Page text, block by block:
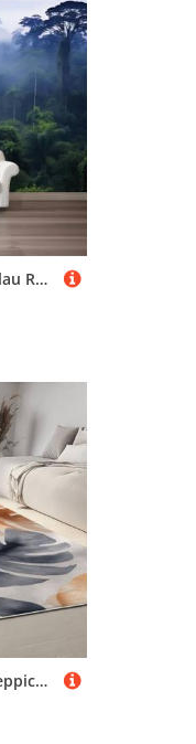
Vlies Fototapete Natur Blau Regenwald Nebel 3D Effekt 250 X 175 Cm - Foto Tapete Moderne Vliestapete Xxl Wandtapete Motivtapeten Dekoration Für Wohnzimmer Schlafzimmer
rutschfest Pflegeleicht Teppich 80 x 150 cm, Kuscheliger Hellgrau Flanell-Wurfteppich mit Modern Natur Blätter Monstera aufgedrucktem Muster und Anti-Rutsch-Unterseite